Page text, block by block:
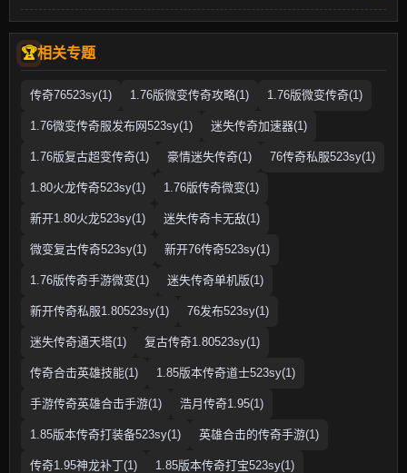
相关专题
传奇76523sy(1) 1.76版微变传奇攻略(1) 1.76版微变传奇(1)
1.76微变传奇服发布网523sy(1) 迷失传奇加速器(1)
1.76版复古超变传奇(1) 豪情迷失传奇(1) 76传奇私服523sy(1)
1.80火龙传奇523sy(1) 1.76版传奇微变(1)
新开1.80火龙523sy(1) 迷失传奇卡无敌(1)
微变复古传奇523sy(1) 新开76传奇523sy(1)
1.76版传奇手游微变(1) 迷失传奇单机版(1)
新开传奇私服1.80523sy(1) 76发布523sy(1)
迷失传奇通天塔(1) 复古传奇1.80523sy(1)
传奇合击英雄技能(1) 1.85版本传奇道士523sy(1)
手游传奇英雄合击手游(1) 浩月传奇1.95(1)
1.85版本传奇打装备523sy(1) 英雄合击的传奇手游(1)
传奇1.95神龙补丁(1) 1.85版本传奇打宝523sy(1)